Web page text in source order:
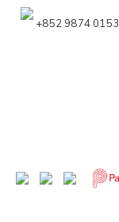
+852 9874 0153